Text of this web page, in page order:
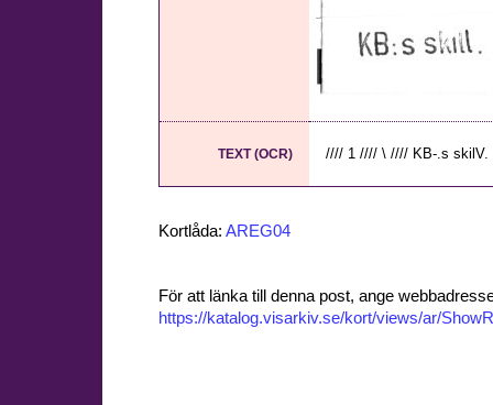
TEXT (OCR) //// 1 //// \ //// KB-.s skilV.
Kortlåda: AREG04
För att länka till denna post, ange
https://katalog.visarkiv.se/kort/views/ar/